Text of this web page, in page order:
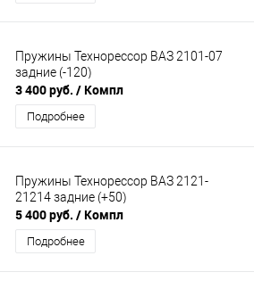
Пружины Технорессор ВАЗ 2101-07
задние (-120)
3 400 руб. / Компл
Подробнее
Пружины Технорессор ВАЗ 2121-
21214 задние (+50)
5 400 руб. / Компл
Подробнее